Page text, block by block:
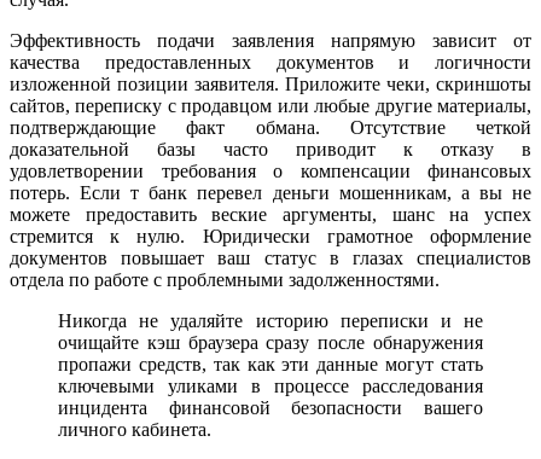
Эффективность подачи заявления напрямую зависит от
качества предоставленных документов и логичности
изложенной позиции заявителя. Приложите чеки, скриншоты
сайтов, переписку с продавцом или любые другие материалы,
подтверждающие факт обмана. Отсутствие четкой
доказательной базы часто приводит к отказу в
удовлетворении требования о компенсации финансовых
потерь. Если т банк перевел деньги мошенникам, а вы не
можете предоставить веские аргументы, шанс на успех
стремится к нулю. Юридически грамотное оформление
документов повышает ваш статус в глазах специалистов
отдела по работе с проблемными задолженностями.
Никогда не удаляйте историю переписки и не
очищайте кэш браузера сразу после обнаружения
пропажи средств, так как эти данные могут стать
ключевыми уликами в процессе расследования
инцидента финансовой безопасности вашего
личного кабинета.